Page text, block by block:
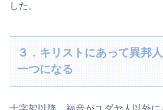
した。
３．キリストにあって異邦
一つになる